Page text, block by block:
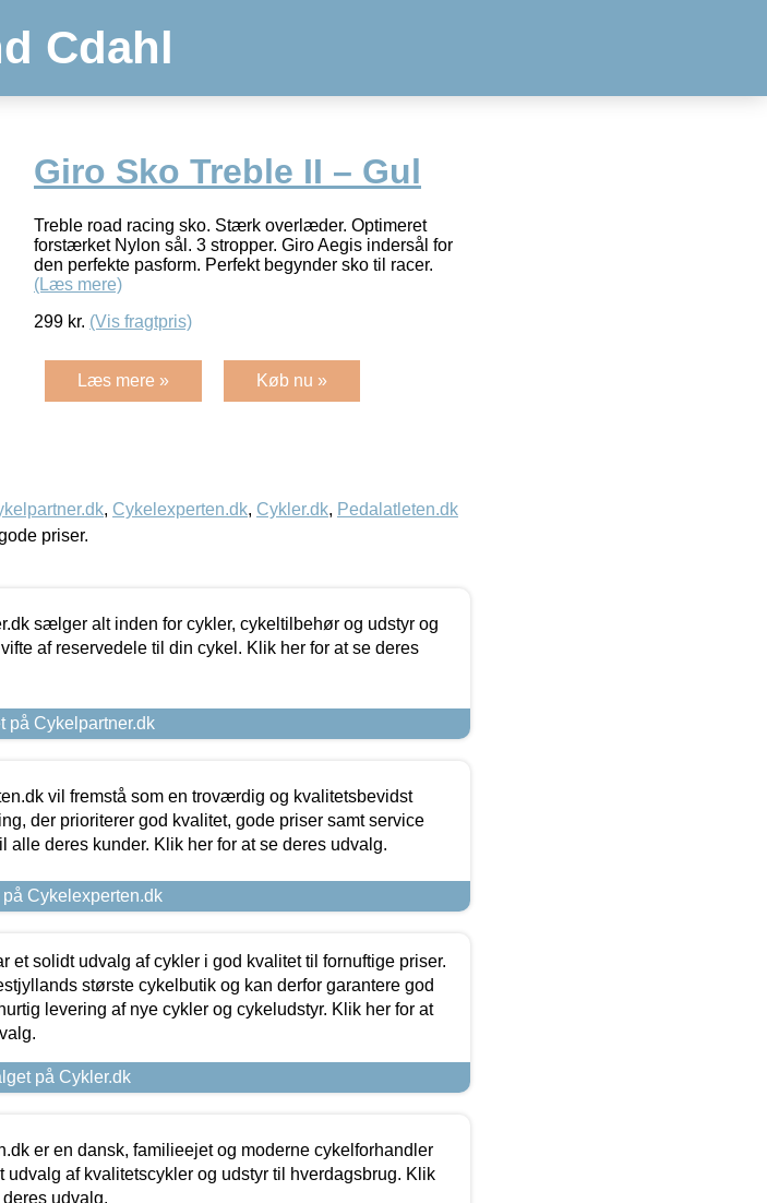
Cdahl
Giro Sko Treble II – Gul
Treble road racing sko. Stærk overlæder. Optimeret
forstærket Nylon sål. 3 stropper. Giro Aegis indersål for
den perfekte pasform. Perfekt begynder sko til racer.
(Læs mere)
299 kr. (Vis fragtpris)
Læs mere » Køb nu »
, Cykelexperten.dk, Cykler.dk, Pedalatleten.dk
priser.
sælger alt inden for cykler, cykeltilbehør og udstyr og
af reservedele til din cykel. Klik her for at se deres
på Cykelpartner.dk
vil fremstå som en troværdig og kvalitetsbevidst
der prioriterer god kvalitet, gode priser samt service
alle deres kunder. Klik her for at se deres udvalg.
Cykelexperten.dk
et solidt udvalg af cykler i god kvalitet til fornuftige priser.
største cykelbutik og kan derfor garantere god
levering af nye cykler og cykeludstyr. Klik her for at
på Cykler.dk
er en dansk, familieejet og moderne cykelforhandler
udvalg af kvalitetscykler og udstyr til hverdagsbrug. Klik
deres udvalg.